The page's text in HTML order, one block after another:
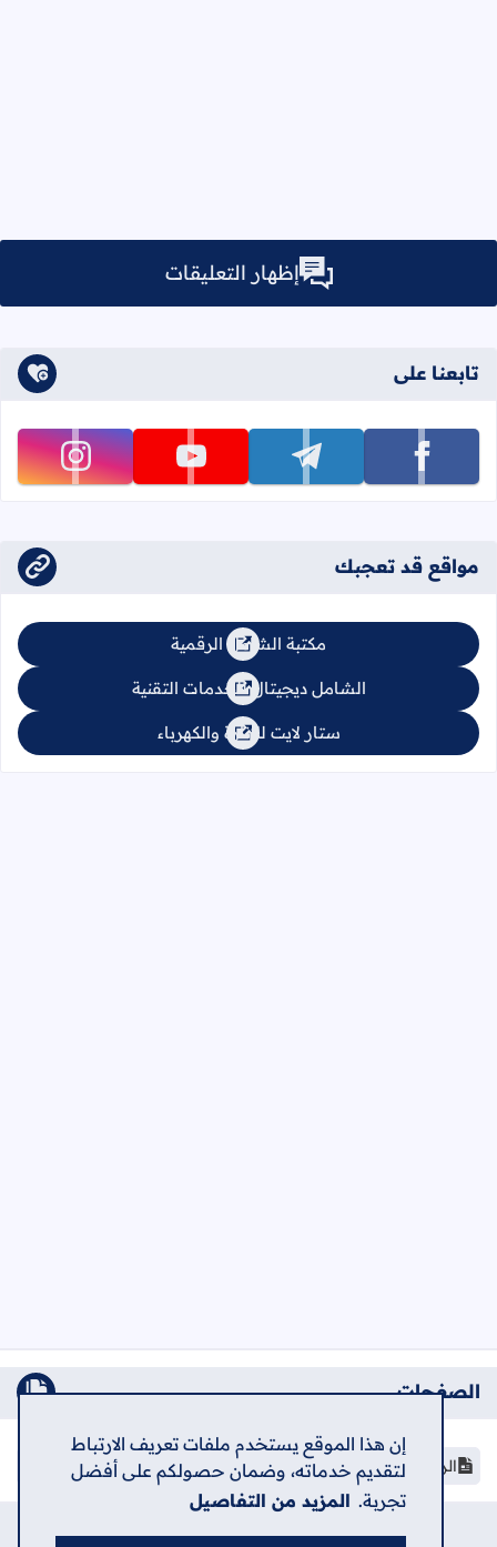
إن هذا الموقع يستخدم ملفات تعريف الارتباط
لتقديم خدماته، وضمان حصولكم على أفضل
تجربة. المزيد من التفاصيل
إظهار التعليقات
تابعنا على
تابعنا على facebook تابعنا على telegram تابعنا على youtube تابعنا على instagram
مواقع قد تعجبك
مكتبة الشامل الرقمية
الشامل ديجيتال للخدمات التقنية
ستار لايت للإنارة والكهرباء
الصفحات
الرئيسية
الرئيسية حول اتصل بنا سياسة الخصوصية